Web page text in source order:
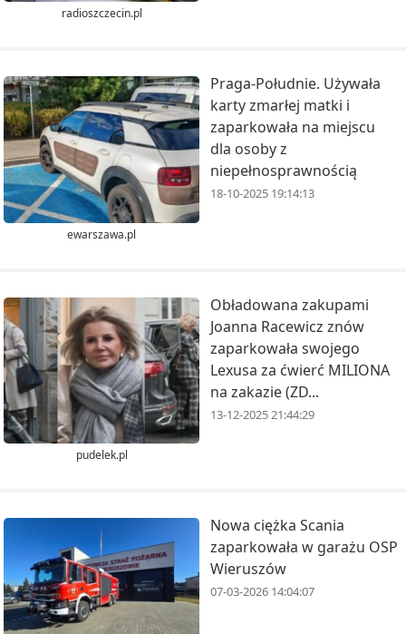
radioszczecin.pl
ewarszawa.pl
Praga-Południe. Używała
karty zmarłej matki i
zaparkowała na miejscu
dla osoby z
niepełnosprawnością
18-10-2025 19:14:13
pudelek.pl
Obładowana zakupami
Joanna Racewicz znów
zaparkowała swojego
Lexusa za ćwierć MILIONA
na zakazie (ZD...
13-12-2025 21:44:29
Nowa ciężka Scania
zaparkowała w garażu OSP
Wieruszów
07-03-2026 14:04:07